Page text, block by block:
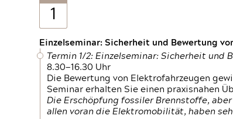
1
Einzelseminar: Sicherheit und Bewertung
Termin 1/2: Einzelseminar: Sicherheit und
8.30—16.30 Uhr
Die Bewertung von Elektrofahrzeugen
Seminar erhalten Sie einen praxisnahen
Die Erschöpfung fossiler Brennstoffe,
allen voran die Elektromobilität, haben